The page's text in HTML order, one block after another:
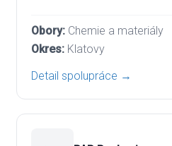
Chemie a materiály
Klatovy
Detail spolupráce →